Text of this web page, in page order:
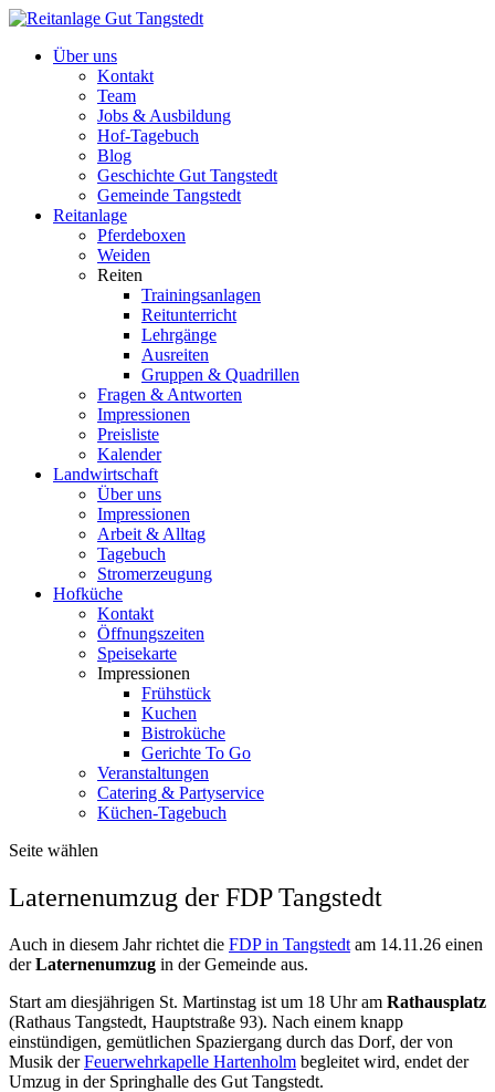
Über uns
Kontakt
Team
Jobs & Ausbildung
Hof-Tagebuch
Blog
Geschichte Gut Tangstedt
Gemeinde Tangstedt
Reitanlage
Pferdeboxen
Weiden
Reiten
Trainingsanlagen
Reitunterricht
Lehrgänge
Ausreiten
Gruppen & Quadrillen
Fragen & Antworten
Impressionen
Preisliste
Kalender
Landwirtschaft
Über uns
Impressionen
Arbeit & Alltag
Tagebuch
Stromerzeugung
Hofküche
Kontakt
Öffnungszeiten
Speisekarte
Impressionen
Frühstück
Kuchen
Bistroküche
Gerichte To Go
Veranstaltungen
Catering & Partyservice
Küchen-Tagebuch
Seite wählen
Laternenumzug der FDP Tangstedt
Auch in diesem Jahr richtet die FDP in Tangstedt am 14.11.26 einen
derLaternenumzug in der Gemeinde aus.
Start am diesjährigen St. Martinstag ist um 18 Uhr am Rathausplatz
(Rathaus Tangstedt, Hauptstraße 93). Nach einem knapp
einstündigen, gemütlichen Spaziergang durch das Dorf, der von
Musik derFeuerwehrkapelle Hartenholm begleitet wird, endet der
Umzug in der Springhalle des Gut Tangstedt.